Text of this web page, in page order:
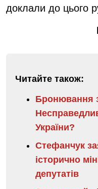
доклали до цього
Читайте також:
Бронювання
України?
Стефанчук
історично
депутатів